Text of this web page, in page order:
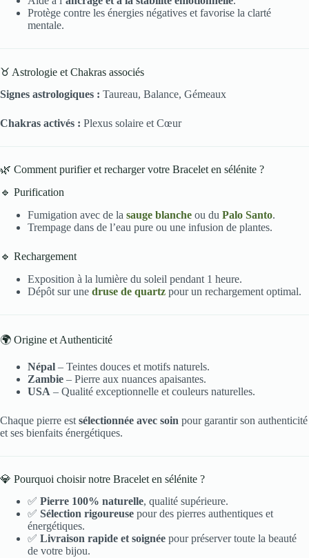
Protège contre les énergies négatives et favorise la clarté
mentale.
♉ Astrologie et Chakras associés
Signes astrologiques : Taureau, Balance, Gémeaux
Chakras activés : Plexus solaire et Cœur
🌿 Comment purifier et recharger votre Bracelet en sélénite ?
🔹 Purification
Fumigation avec de la sauge blanche ou du Palo Santo.
Trempage dans de l’eau pure ou une infusion de plantes.
🔹 Rechargement
Exposition à la lumière du soleil pendant 1 heure.
Dépôt sur une druse de quartz pour un rechargement optimal.
🌍 Origine et Authenticité
Népal – Teintes douces et motifs naturels.
Zambie – Pierre aux nuances apaisantes.
USA – Qualité exceptionnelle et couleurs naturelles.
Chaque pierre est sélectionnée avec soin pour garantir son authenticité
et ses bienfaits énergétiques.
💎 Pourquoi choisir notre Bracelet en sélénite ?
✅ Pierre 100% naturelle, qualité supérieure.
✅ Sélection rigoureuse pour des pierres authentiques et
énergétiques.
✅ Livraison rapide et soignée pour préserver toute la beauté
de votre bijou.